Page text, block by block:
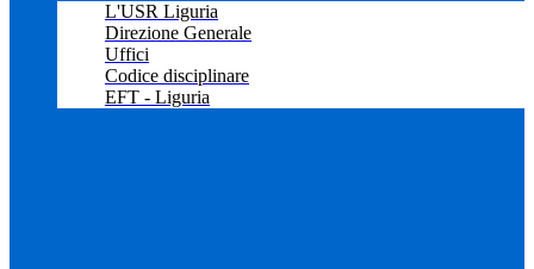
L'USR Liguria
Direzione Generale
Uffici
Codice disciplinare
EFT - Liguria